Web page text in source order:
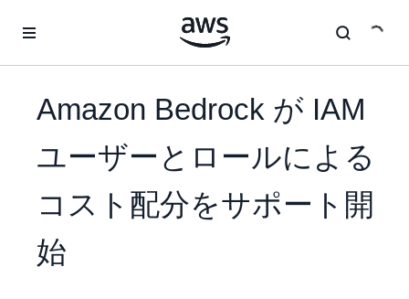
Amazon Bedrock が IAM
ユーザーとロールによる
コスト配分をサポート開
始